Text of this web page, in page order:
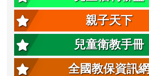
親子天下
兒童衛教手冊
全國教保資訊網